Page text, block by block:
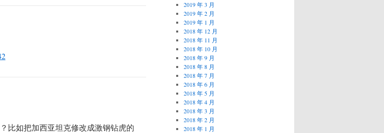
比如把加西亚坦克修改成激钢钻虎的
2019 年 3 月
2019 年 2 月
2019 年 1 月
2018 年 12 月
2018 年 11 月
2018 年 10 月
2018 年 9 月
2018 年 8 月
2018 年 7 月
2018 年 6 月
2018 年 5 月
2018 年 4 月
2018 年 3 月
2018 年 2 月
2018 年 1 月